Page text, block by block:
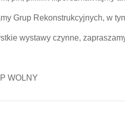
Grup Rekonstrukcyjnych, w
wystawy czynne,
WOLNY